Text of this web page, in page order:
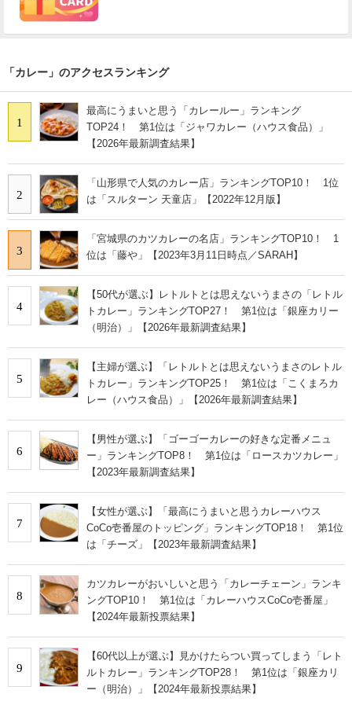
「カレー」のアクセスランキング
1
最高にうまいと思う「カレールー」ランキング
TOP24！ 第1位は「ジャワカレー（ハウス食品）」
【2026年最新調査結果】
2
「山形県で人気のカレー店」ランキングTOP10！ 1位
は「スルターン 天童店」【2022年12月版】
3
「宮城県のカツカレーの名店」ランキングTOP10！ 1
位は「藤や」【2023年3月11日時点／SARAH】
4
【50代が選ぶ】レトルトとは思えないうまさの「レトル
トカレー」ランキングTOP27！ 第1位は「銀座カリー
（明治）」【2026年最新調査結果】
5
【主婦が選ぶ】「レトルトとは思えないうまさのレトル
トカレー」ランキングTOP25！ 第1位は「こくまろカ
レー（ハウス食品）」【2026年最新調査結果】
6
【男性が選ぶ】「ゴーゴーカレーの好きな定番メニュ
ー」ランキングTOP8！ 第1位は「ロースカツカレー」
【2023年最新調査結果】
7
【女性が選ぶ】「最高にうまいと思うカレーハウス
CoCo壱番屋のトッピング」ランキングTOP18！ 第1位
は「チーズ」【2023年最新調査結果】
8
カツカレーがおいしいと思う「カレーチェーン」ランキ
ングTOP10！ 第1位は「カレーハウスCoCo壱番屋」
【2024年最新投票結果】
9
【60代以上が選ぶ】見かけたらつい買ってしまう「レト
ルトカレー」ランキングTOP28！ 第1位は「銀座カリ
ー（明治）」【2024年最新投票結果】